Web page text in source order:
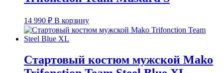
14 990 ₽ В корзину
Стартовый костюм мужской Mako